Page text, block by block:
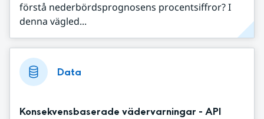
förstå nederbördsprognosens procentsiffror? I
denna vägled...
Data
Konsekvensbaserade vädervarningar - API